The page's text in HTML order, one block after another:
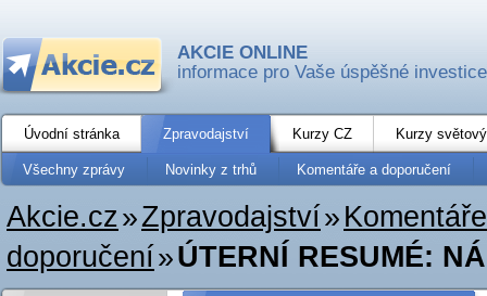
AKCIE ONLINE
informace pro Vaše úspěšné investice
Úvodní stránka Zpravodajství Kurzy CZ Kurzy
Všechny zprávy Novinky z trhů Komentáře a doporučení
Akcie.cz»Zpravodajství»
doporučení»ÚTERNÍ RESUMÉ: